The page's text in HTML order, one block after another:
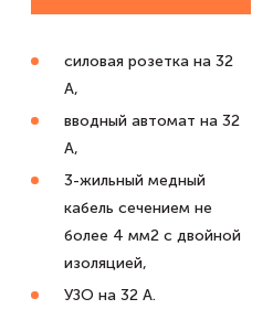
силовая розетка на 32
А,
вводный автомат на 32
А,
3-жильный медный
кабель сечением не
более 4 мм2 с двойной
изоляцией,
УЗО на 32 А.